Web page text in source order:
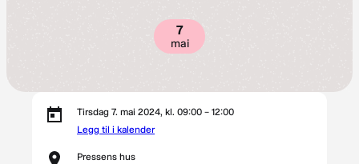
7
mai
Tirsdag 7. mai 2024, kl. 09:00 – 12:00
Legg til i kalender
Pressens hus